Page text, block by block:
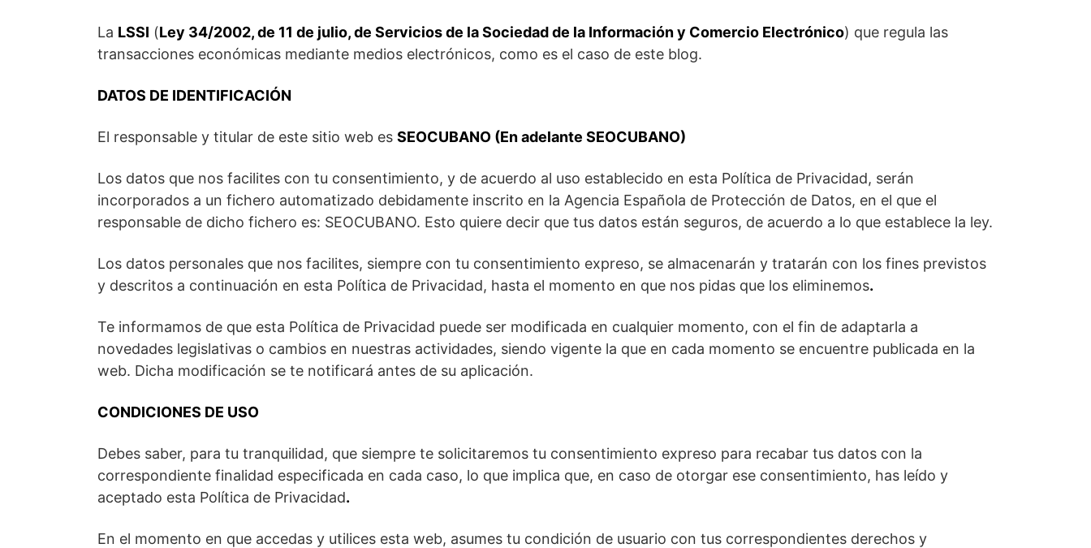
La LSSI (Ley 34/2002, de 11 de julio, de Servicios de la Sociedad de la Información y Comercio Electrónico) que regula las
transacciones económicas mediante medios electrónicos, como es el caso de este blog.
DATOS DE IDENTIFICACIÓN
El responsable y titular de este sitio web es SEOCUBANO (En adelante SEOCUBANO)
Los datos que nos facilites con tu consentimiento, y de acuerdo al uso establecido en esta Política de Privacidad, serán
incorporados a un fichero automatizado debidamente inscrito en la Agencia Española de Protección de Datos, en el que el
responsable de dicho fichero es: SEOCUBANO. Esto quiere decir que tus datos están seguros, de acuerdo a lo que establece la ley.
Los datos personales que nos facilites, siempre con tu consentimiento expreso, se almacenarán y tratarán con los fines previstos
y descritos a continuación en esta Política de Privacidad, hasta el momento en que nos pidas que los eliminemos.
Te informamos de que esta Política de Privacidad puede ser modificada en cualquier momento, con el fin de adaptarla a
novedades legislativas o cambios en nuestras actividades, siendo vigente la que en cada momento se encuentre publicada en la
web. Dicha modificación se te notificará antes de su aplicación.
CONDICIONES DE USO
Debes saber, para tu tranquilidad, que siempre te solicitaremos tu consentimiento expreso para recabar tus datos con la
correspondiente finalidad especificada en cada caso, lo que implica que, en caso de otorgar ese consentimiento, has leído y
aceptado esta Política de Privacidad.
En el momento en que accedas y utilices esta web, asumes tu condición de usuario con tus correspondientes derechos y